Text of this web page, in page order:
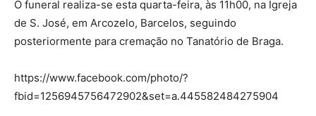
O funeral realiza-se esta quarta-feira, às 11h00, na Igreja
de S. José, em Arcozelo, Barcelos, seguindo
posteriormente para cremação no Tanatório de Braga.
https://www.facebook.com/photo/?
fbid=1256945756472902&set=a.445582484275904